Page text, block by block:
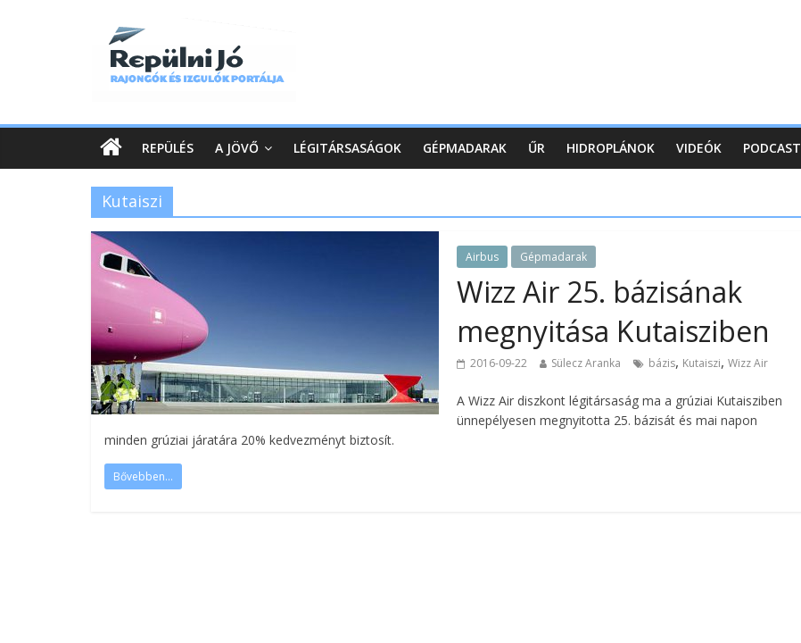
REPÜLÉS A JÖVŐ LÉGITÁRSASÁGOK GÉPMADARAK ŰR HIDROPLÁNOK VIDEÓK PODCAST
Kutaiszi
Airbus Gépmadarak
Wizz Air 25. bázisának
megnyitása Kutaisziben
2016-09-22 Sülecz Aranka bázis, Kutaiszi, Wizz Air
A Wizz Air diszkont légitársaság ma a grúziai Kutaisziben
ünnepélyesen megnyitotta 25. bázisát és mai napon
minden grúziai járatára 20% kedvezményt biztosít.
Bővebben...